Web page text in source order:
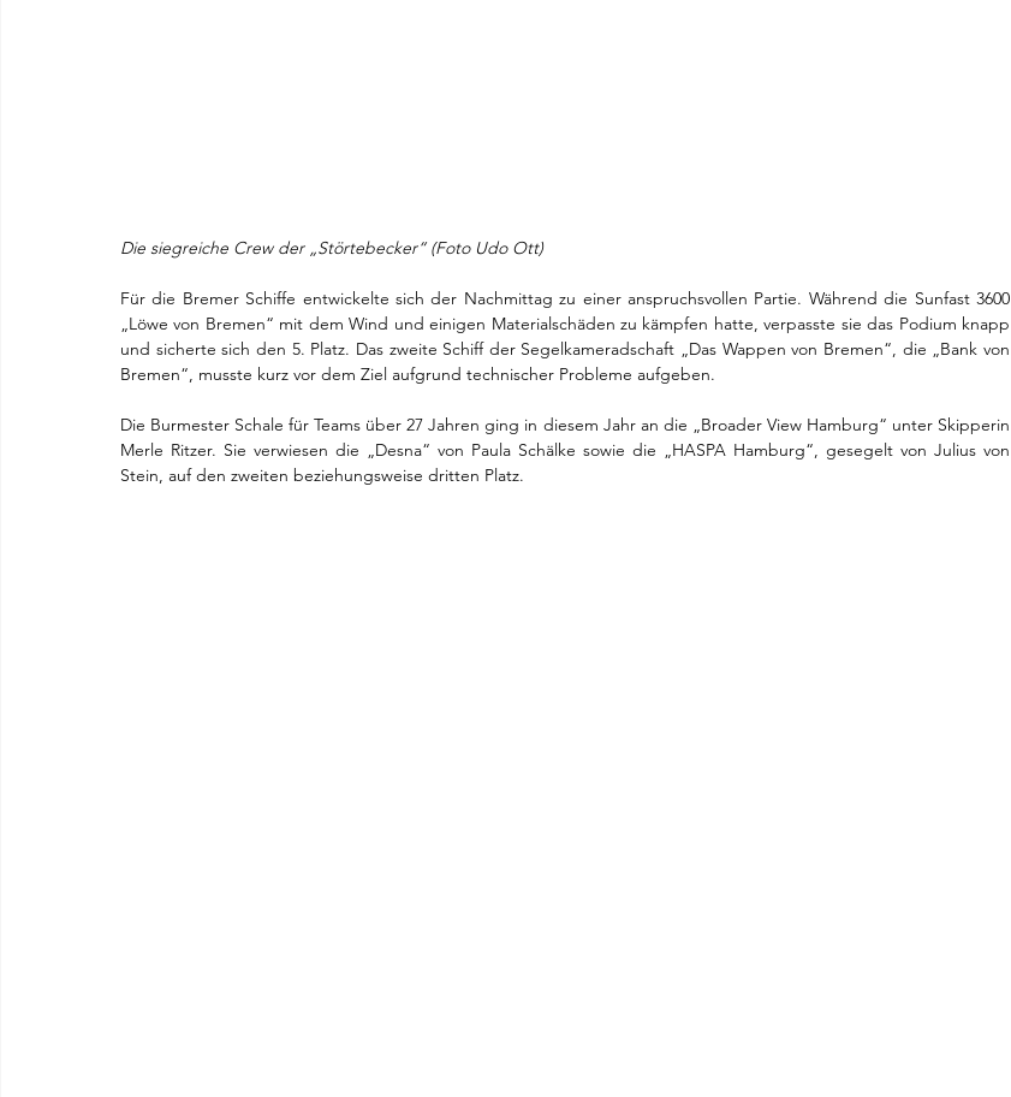
Die siegreiche Crew der „Störtebecker“ (Foto Udo Ott)
Für die Bremer Schiffe entwickelte sich der Nachmittag zu einer anspruchsvollen Partie. Während die Sunfast 3600
„Löwe von Bremen“ mit dem Wind und einigen Materialschäden zu kämpfen hatte, verpasste sie das Podium knapp
und sicherte sich den 5. Platz. Das zweite Schiff der Segelkameradschaft „Das Wappen von Bremen“, die „Bank von
Bremen“, musste kurz vor dem Ziel aufgrund technischer Probleme aufgeben.
Die Burmester Schale für Teams über 27 Jahren ging in diesem Jahr an die „Broader View Hamburg“ unter Skipperin
Merle Ritzer. Sie verwiesen die „Desna“ von Paula Schälke sowie die „HASPA Hamburg“, gesegelt von Julius von
Stein, auf den zweiten beziehungsweise dritten Platz.